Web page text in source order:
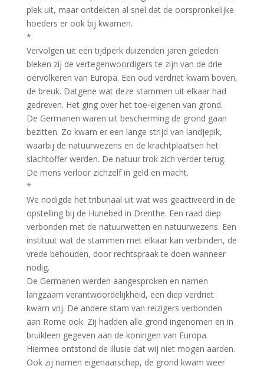
plek uit, maar ontdekten al snel dat de oorspronkelijke
hoeders er ook bij kwamen.
*
Vervolgen uit een tijdperk duizenden jaren geleden
bleken zij de vertegenwoordigers te zijn van de drie
oervolkeren van Europa. Een oud verdriet kwam boven,
de breuk. Datgene wat deze stammen uit elkaar had
gedreven. Het ging over het toe-eigenen van grond.
De Germanen waren uit bescherming de grond gaan
bezitten. Zo kwam er een lange strijd van landjepik,
waarbij de natuurwezens en de krachtplaatsen het
slachtoffer werden. De natuur trok zich verder terug.
De mens verloor zichzelf in geld en macht.
*
We nodigde het tribunaal uit wat was geactiveerd in de
opstelling bij de Hunebed in Drenthe. Een raad diep
verbonden met de natuurwetten en natuurwezens. Een
instituut wat de stammen met elkaar kan verbinden, de
vrede behouden, door rechtspraak te doen wanneer
nodig.
De Germanen werden aangesproken en namen
langzaam verantwoordelijkheid, een diep verdriet
kwam vrij. De andere stam van reizigers verbonden
aan Rome ook. Zij hadden alle grond ingenomen en in
bruikleen gegeven aan de koningen van Europa.
Hiermee ontstond de illusie dat wij niet mogen aarden.
Ook zij namen eigenaarschap, de grond kwam weer